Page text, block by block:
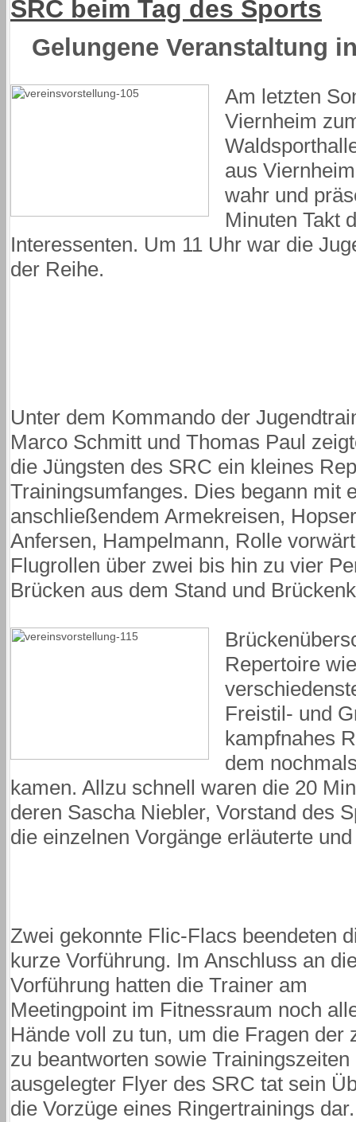
SRC beim Tag des Sports
Gelungene Veranstaltung
Am letzten
Viernheim
aus
wahr und
Minuten Takt
Interessenten. Um 11 Uhr war die
der Reihe.
Unter dem Kommando der
Marco Schmitt und Thomas Paul
die Jüngsten des SRC ein kleines
Trainingsumfanges. Dies begann mit
anschließendem Armekreisen,
Anfersen, Hampelmann, Rolle
Flugrollen über zwei bis hin zu vier
Brücken aus dem Stand und
Repertoire
Freistil- und
kampfnahes
dem
kamen. Allzu schnell waren die 20
deren Sascha Niebler, Vorstand des
die einzelnen Vorgänge erläuterte
Zwei gekonnte Flic-Flacs beendeten
kurze Vorführung. Im Anschluss an
Vorführung hatten die Trainer am
Meetingpoint im Fitnessraum noch
Hände voll zu tun, um die Fragen der
zu beantworten sowie
ausgelegter Flyer des SRC tat sein
die Vorzüge eines Ringertrainings dar.